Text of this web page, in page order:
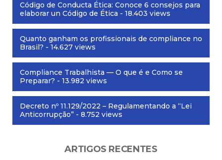
Código de Conducta Ética: Conoce 6 consejos para
elaborar un Código de Ética - 18.403 views
Quanto ganham os profissionais de compliance no
Brasil? - 14.627 views
Compliance Trabalhista — O que é e Como se
Preparar? - 13.982 views
Decreto nº 11.129/2022 – Regulamentando a “Lei
Anticorrupção” - 8.752 views
ARTIGOS RECENTES